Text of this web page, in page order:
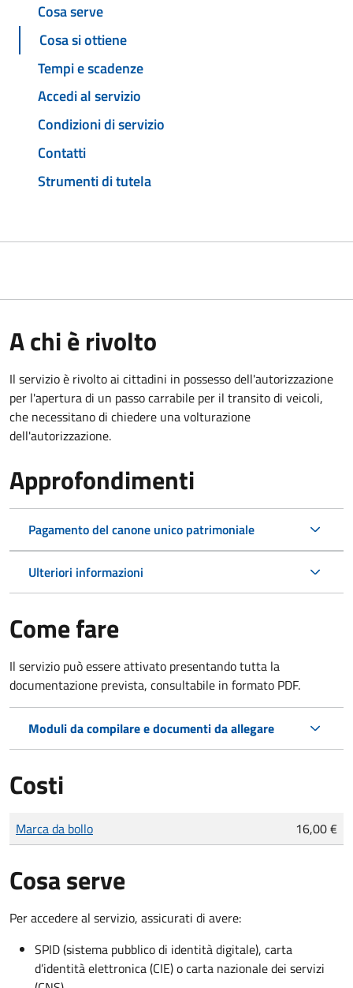
Cosa serve
Cosa si ottiene
Tempi e scadenze
Accedi al servizio
Condizioni di servizio
Contatti
Strumenti di tutela
A chi è rivolto
Il servizio è rivolto ai cittadini in possesso dell'autorizzazione
per l'apertura di un passo carrabile per il transito di veicoli,
che necessitano di chiedere una volturazione
dell'autorizzazione.
Approfondimenti
Pagamento del canone unico patrimoniale
Ulteriori informazioni
Come fare
Il servizio può essere attivato presentando tutta la
documentazione prevista, consultabile in formato PDF.
Moduli da compilare e documenti da allegare
Costi
Tipo di pagamento
Importo
Marca da bollo 16,00 €
Cosa serve
Per accedere al servizio, assicurati di avere:
SPID (sistema pubblico di identità digitale), carta
d’identità elettronica (CIE) o carta nazionale dei servizi